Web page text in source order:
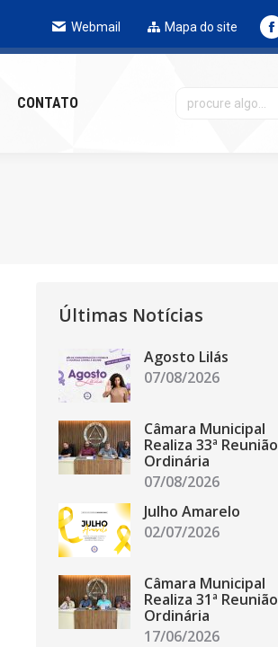
Webmail Mapa do site
CONTATO
Últimas Notícias
Agosto Lilás
07/08/2026
Câmara Municipal
Realiza 33ª Reunião
Ordinária
07/08/2026
Julho Amarelo
02/07/2026
Câmara Municipal
Realiza 31ª Reunião
Ordinária
17/06/2026
CONTATO